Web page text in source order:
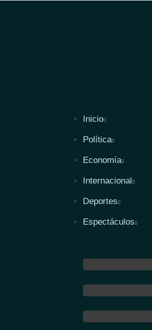
Inicio
Política
Economía
Internacional
Deportes
Espectáculos